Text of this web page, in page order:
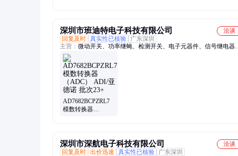
深圳市班迪特电子科技有限公司
洽谈
回复及时 真实性已核验
广东深圳
主营： 微动开关、功率继蝇、检测开关、电子元器件、信号继电器、
汽车继电器、FPC/FFC连接器、光耦继电器、固态继电器、轻触式开
关
AD7682BCPZRL7
模数转换器
深圳市深航电子科技有限公司
洽谈
回复及时 出价迅速 真实性已核验
广东深圳